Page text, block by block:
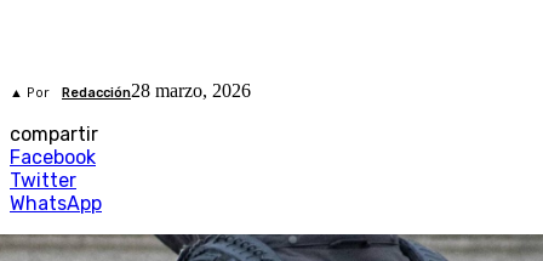
▲ Por Redacción28 marzo, 2026
compartir
Facebook
Twitter
WhatsApp